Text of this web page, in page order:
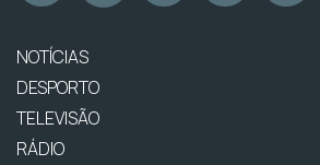
NOTÍCIAS
DESPORTO
TELEVISÃO
RÁDIO